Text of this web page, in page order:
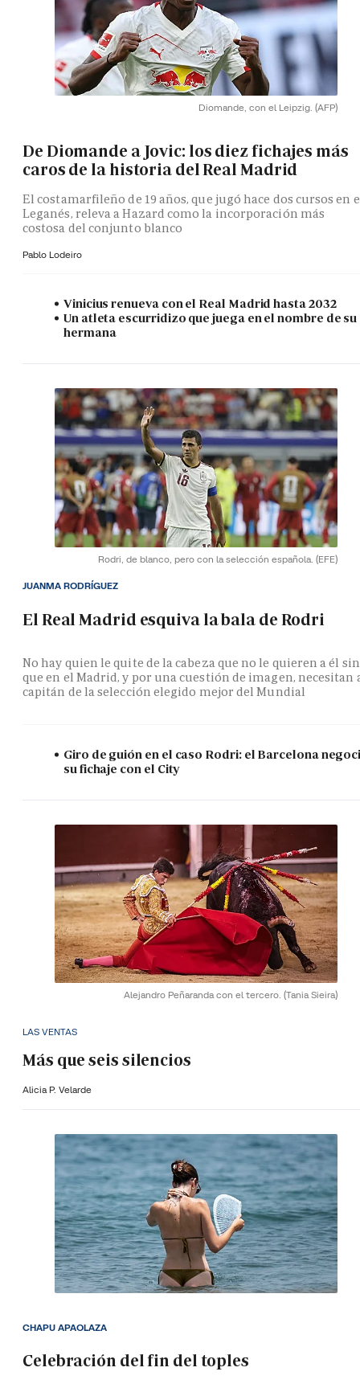
Diomande, con el Leipzig. (AFP)
De Diomande a Jovic: los diez fichajes más
caros de la historia del Real Madrid
El costamarfileño de 19 años, que jugó hace dos cursos en
Leganés, releva a Hazard como la incorporación más
costosa del conjunto blanco
Pablo Lodeiro
Vinicius renueva con el Real Madrid hasta 2032
Un atleta escurridizo que juega en el nombre de su
hermana
Rodri, de blanco, pero con la selección española. (EFE)
El Real Madrid esquiva la bala de Rodri
No hay quien le quite de la cabeza que no le quieren a él
que en el Madrid, y por una cuestión de imagen, necesitan
capitán de la selección elegido mejor del Mundial
JUANMA RODRÍGUEZ
Giro de guión en el caso Rodri: el Barcelona
su fichaje con el City
Alejandro Peñaranda con el tercero. (Tania Sieira)
LAS VENTAS
Más que seis silencios
Alicia P. Velarde
Celebración del fin del toples
CHAPU APAOLAZA